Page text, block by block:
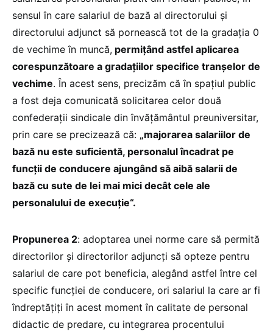
sensul în care salariul de bază al directorului și
directorului adjunct să pornească tot de la gradația 0
de vechime în muncă, permițând astfel aplicarea
corespunzătoare a gradațiilor specifice tranșelor de
vechime. În acest sens, precizăm că în spațiul public
a fost deja comunicată solicitarea celor două
confederații sindicale din învățământul preuniversitar,
prin care se precizează că: „majorarea salariilor de
bază nu este suficientă, personalul încadrat pe
funcții de conducere ajungând să aibă salarii de
bază cu sute de lei mai mici decât cele ale
personalului de execuție“.
Propunerea 2: adoptarea unei norme care să permită
directorilor și directorilor adjuncți să opteze pentru
salariul de care pot beneficia, alegând astfel între cel
specific funcției de conducere, ori salariul la care ar fi
îndreptățiți în acest moment în calitate de personal
didactic de predare, cu integrarea procentului